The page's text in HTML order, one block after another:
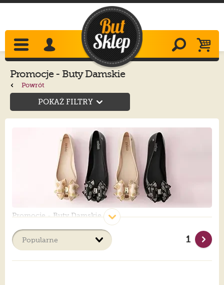
Promocje - Buty Damskie
Powrót
POKAŻ FILTRY
Promocje - Buty Damskie
Szpilki, baleriny, botki, kozaki, klapki, sandały, czółenka,
mokasyny, sneakersy, trampki... Damskie buty to temat - rzeka,
dlatego w naszej ofercie znajdziesz wszystko, co jest potrzebne
by poczuć się modnie, kobieco, komfortowo i wyjątkowo. Po
wysokim obcasie, kolorowe buty sportowe ożywią codzienny
1